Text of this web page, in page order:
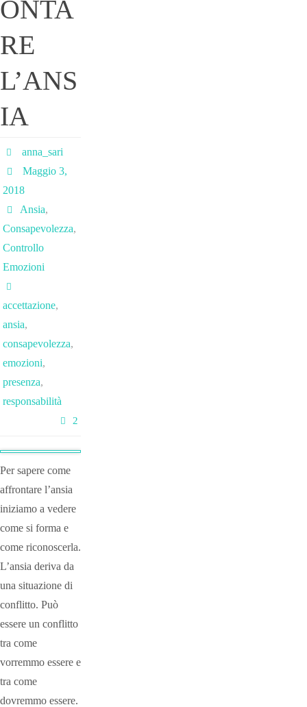
ONTA
RE
L’ANS
IA
anna_sari
Maggio 3,
2018
Ansia,
Consapevolezza,
Controllo
Emozioni
accettazione,
ansia,
consapevolezza,
emozioni,
presenza,
responsabilità
2
Per sapere come
affrontare l’ansia
iniziamo a vedere
come si forma e
come riconoscerla.
L’ansia deriva da
una situazione di
conflitto. Può
essere un conflitto
tra come
vorremmo essere e
tra come
dovremmo essere.